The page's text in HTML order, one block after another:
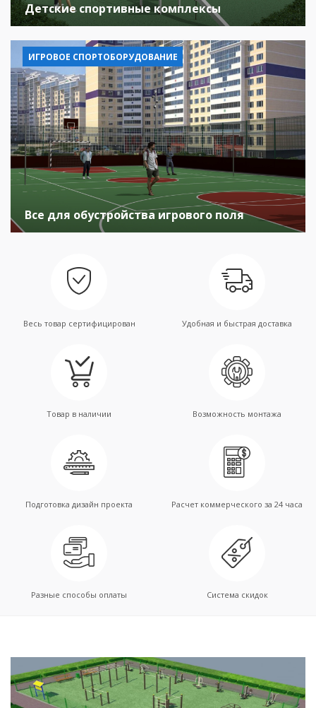
Детские спортивные комплексы
ИГРОВОЕ СПОРТОБОРУДОВАНИЕ
Все для обустройства игрового поля
Весь товар сертифицирован Удобная и быстрая доставка
Товар в наличии Возможность монтажа
Подготовка дизайн проекта Расчет коммерческого за 24 часа
Разные способы оплаты Система скидок